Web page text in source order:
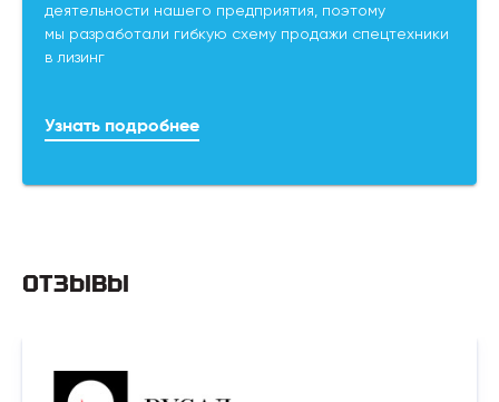
деятельности нашего предприятия, поэтому
мы разработали гибкую схему продажи спецтехники
в лизинг
Узнать подробнее
ОТЗЫВЫ